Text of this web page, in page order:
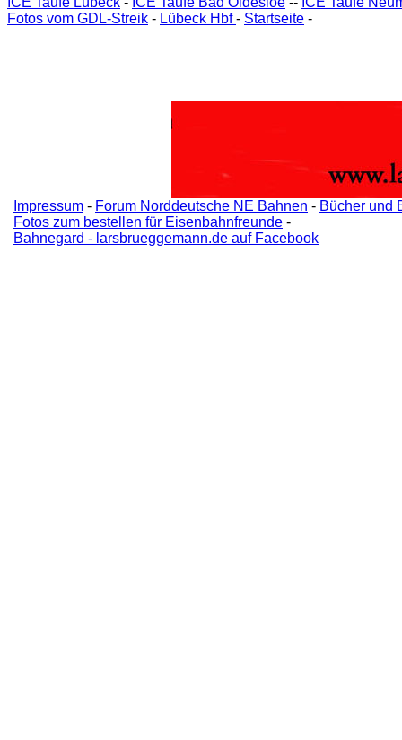
Fotos vom GDL-Streik - Lübeck Hbf- Startseite -
Impressum - Forum Norddeutsche NE Bahnen - Bücher und
Fotos zum bestellen für Eisenbahnfreunde -
Bahnegard - larsbrueggemann.de auf Facebook